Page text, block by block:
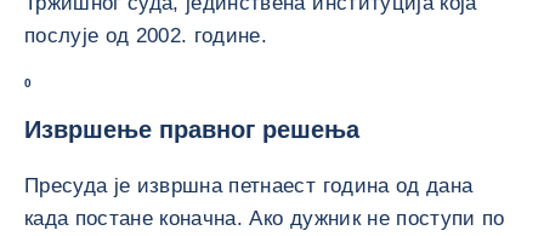
послује од 2002. године.
0
Извршење правног решења
Пресуда је извршна петнаест година од дана
када постане коначна. Ако дужник не поступи по